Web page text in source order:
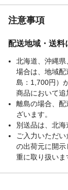
注意事項
配送地域・送料
北海道、沖縄
場合は、地域
島：1,700円）
商品において追
離島の場合、
ざいます。
別送品は、北海
ご入力いただ
の出荷元に開
重に取り扱いま